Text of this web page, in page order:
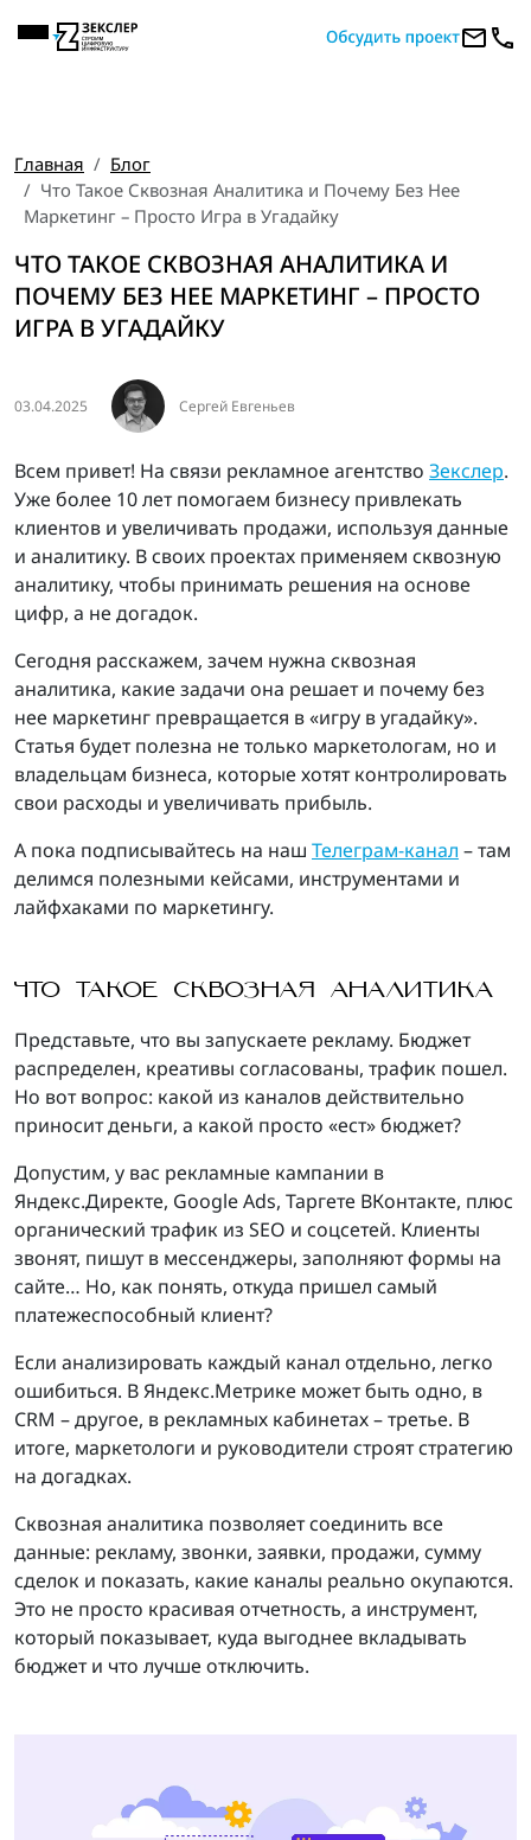
Главная
Блог
Что Такое Сквозная Аналитика и Почему Без Нее
Маркетинг – Просто Игра в Угадайку
ЧТО ТАКОЕ СКВОЗНАЯ АНАЛИТИКА И
ПОЧЕМУ БЕЗ НЕЕ МАРКЕТИНГ – ПРОСТО
ИГРА В УГАДАЙКУ
03.04.2025 Сергей Евгеньев
Всем привет! На связи рекламное агентство Зекслер.
Уже более 10 лет помогаем бизнесу привлекать
клиентов и увеличивать продажи, используя данные
и аналитику. В своих проектах применяем сквозную
аналитику, чтобы принимать решения на основе
цифр, а не догадок.
Сегодня расскажем, зачем нужна сквозная
аналитика, какие задачи она решает и почему без
нее маркетинг превращается в «игру в угадайку».
Статья будет полезна не только маркетологам, но и
владельцам бизнеса, которые хотят контролировать
свои расходы и увеличивать прибыль.
А пока подписывайтесь на наш Телеграм-канал – там
делимся полезными кейсами, инструментами и
лайфхаками по маркетингу.
ЧТО ТАКОЕ СКВОЗНАЯ АНАЛИТИКА
Представьте, что вы запускаете рекламу. Бюджет
распределен, креативы согласованы, трафик пошел.
Но вот вопрос: какой из каналов действительно
приносит деньги, а какой просто «ест» бюджет?
Допустим, у вас рекламные кампании в
Яндекс.Директе, Google Ads, Таргете ВКонтакте, плюс
органический трафик из SEO и соцсетей. Клиенты
звонят, пишут в мессенджеры, заполняют формы на
сайте… Но, как понять, откуда пришел самый
платежеспособный клиент?
Если анализировать каждый канал отдельно, легко
ошибиться. В Яндекс.Метрике может быть одно, в
CRM – другое, в рекламных кабинетах – третье. В
итоге, маркетологи и руководители строят стратегию
на догадках.
Сквозная аналитика позволяет соединить все
данные: рекламу, звонки, заявки, продажи, сумму
сделок и показать, какие каналы реально окупаются.
Это не просто красивая отчетность, а инструмент,
который показывает, куда выгоднее вкладывать
бюджет и что лучше отключить.